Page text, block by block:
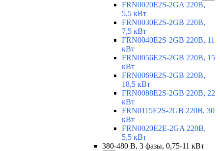
FRN0020E2S-2GA 220В,
5,5 кВт
FRN0030E2S-2GB 220В,
7,5 кВт
FRN0040E2S-2GB 220В, 11
кВт
FRN0056E2S-2GB 220В, 15
кВт
FRN0069E2S-2GB 220В,
18,5 кВт
FRN0088E2S-2GB 220В, 22
кВт
FRN0115E2S-2GB 220В, 30
кВт
FRN0020E2E-2GA 220В,
5,5 кВт
380-480 В, 3 фазы, 0,75-11 кВт